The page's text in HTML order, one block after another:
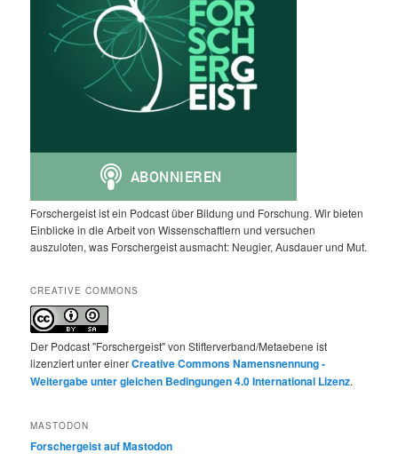
Forschergeist ist ein Podcast über Bildung und Forschung. Wir bieten
Einblicke in die Arbeit von Wissenschaftlern und versuchen
auszuloten, was Forschergeist ausmacht: Neugier, Ausdauer und Mut.
CREATIVE COMMONS
Der Podcast "Forschergeist" von Stifterverband/Metaebene ist
lizenziert unter einerCreative Commons Namensnennung -
Weitergabe unter gleichen Bedingungen 4.0 International Lizenz.
MASTODON
Forschergeist auf Mastodon